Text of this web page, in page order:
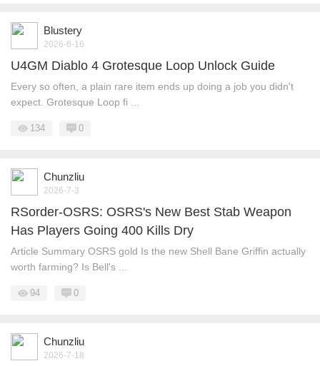
Blustery
2026-6-16
U4GM Diablo 4 Grotesque Loop Unlock Guide
Every so often, a plain rare item ends up doing a job you didn't
expect. Grotesque Loop fi ...
134 0
Chunzliu
2026-7-3
RSorder-OSRS: OSRS's New Best Stab Weapon
Has Players Going 400 Kills Dry
Article Summary OSRS gold Is the new Shell Bane Griffin actually
worth farming? Is Bell's ...
94 0
Chunzliu
2026-7-18